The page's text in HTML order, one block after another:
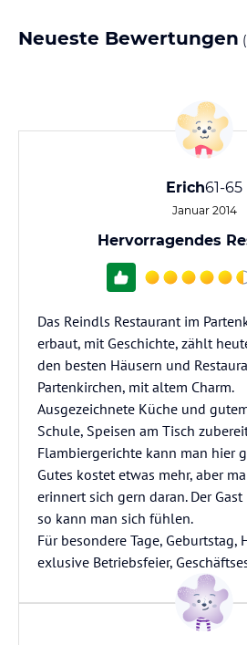
Neueste Bewertungen
Erich61-65
Januar 2014
Hervorragendes
Das Reindls Restaurant im
erbaut, mit Geschichte, zählt
den besten Häusern und
Partenkirchen, mit altem Charm.
Ausgezeichnete Küche und
Schule, Speisen am Tisch
Flambiergerichte kann man hier
Gutes kostet etwas mehr, aber
erinnert sich gern daran. Der
so kann man sich fühlen.
Für besondere Tage, Geburtstag,
exlusive Betriebsfeier,